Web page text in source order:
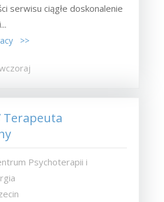
serwisu ciągłe doskonalenie
>>
Terapeuta
Psychoterapii i